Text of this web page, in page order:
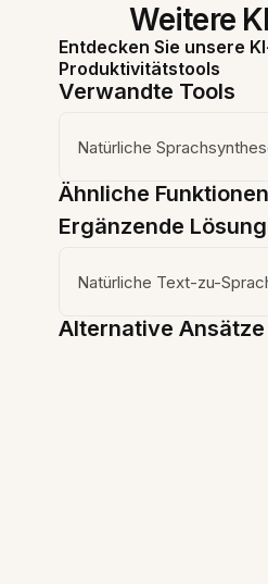
Weitere
Entdecken Sie unsere
Produktivitätstools
Verwandte Tools
Natürliche
Ähnliche Funktionen
Ergänzende
Natürliche Text-zu-
Alternative Ansätze